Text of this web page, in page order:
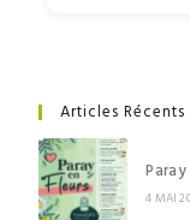
Articles Récents
4 MAI